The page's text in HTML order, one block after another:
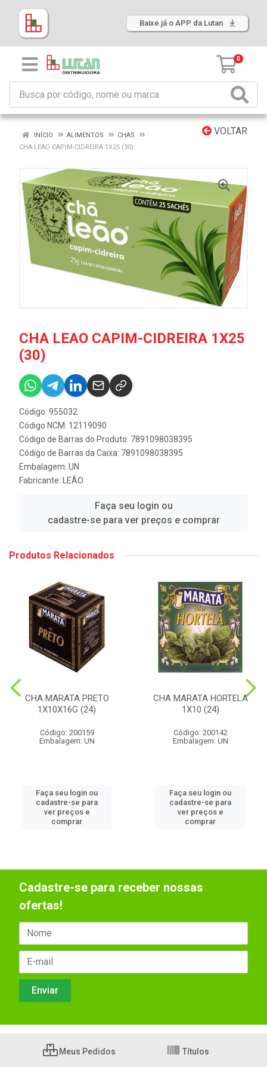
Baixe já o APP da Lutan
0
VOLTAR
INÍCIO ALIMENTOS
CHAS
CHA LEAO CAPIM-CIDREIRA 1X25 (30)
CHA LEAO CAPIM-CIDREIRA 1X25
(30)
Código: 955032
Código NCM: 12119090
Código de Barras do Produto: 7891098038395
Código de Barras da Caixa: 7891098038395
Embalagem: UN
Fabricante: LEÃO
Faça seu login ou
cadastre-se para ver preços e comprar
Produtos Relacionados
CHA MARATA PRETO
1X10X16G (24)
Código: 200159
Embalagem: UN
Faça seu login ou
cadastre-se para
ver preços e
comprar
CHA MARATA HORTELA
1X10 (24)
Código: 200142
Embalagem: UN
Faça seu login ou
cadastre-se para
ver preços e
comprar
Cadastre-se para receber nossas
ofertas!
Meus Pedidos Títulos